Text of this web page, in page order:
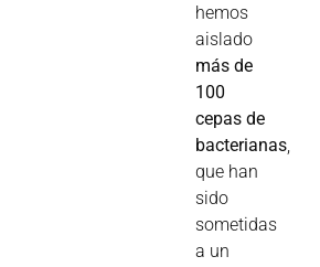
hemos
aislado
más de
100
cepas de
bacterianas
que han
sido
sometidas
a un